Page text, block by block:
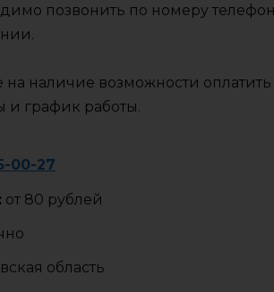
позвонить по номеру
наличие возможности оплатить
и график работы.
00-27
от 80 рублей
область